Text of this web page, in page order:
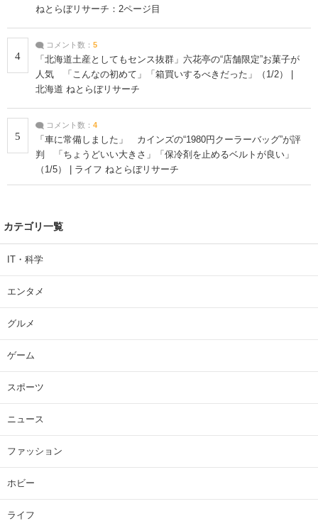
ねとらぼリサーチ：2ページ目
4
コメント数： 5
「北海道土産としてもセンス抜群」六花亭の“店舗限定”お菓子が
人気 「こんなの初めて」「箱買いするべきだった」（1/2） |
北海道 ねとらぼリサーチ
5
コメント数： 4
「車に常備しました」 カインズの“1980円クーラーバッグ”が評
判 「ちょうどいい大きさ」「保冷剤を止めるベルトが良い」
（1/5） | ライフ ねとらぼリサーチ
カテゴリ一覧
IT・科学
エンタメ
グルメ
ゲーム
スポーツ
ニュース
ファッション
ホビー
ライフ